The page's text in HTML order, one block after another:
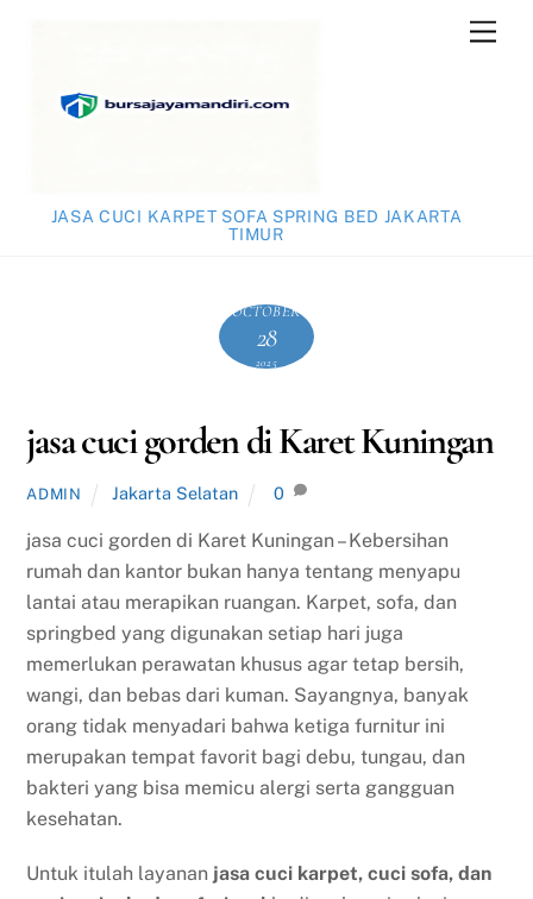
JASA CUCI KARPET SOFA SPRING BED JAKARTA
TIMUR
OCTOBER
28
2025
jasa cuci gorden di Karet Kuningan
ADMIN Jakarta Selatan 0
jasa cuci gorden di Karet Kuningan – Kebersihan
rumah dan kantor bukan hanya tentang menyapu
lantai atau merapikan ruangan. Karpet, sofa, dan
springbed yang digunakan setiap hari juga
memerlukan perawatan khusus agar tetap bersih,
wangi, dan bebas dari kuman. Sayangnya, banyak
orang tidak menyadari bahwa ketiga furnitur ini
merupakan tempat favorit bagi debu, tungau, dan
bakteri yang bisa memicu alergi serta gangguan
kesehatan.
Untuk itulah layanan jasa cuci karpet, cuci sofa, dan